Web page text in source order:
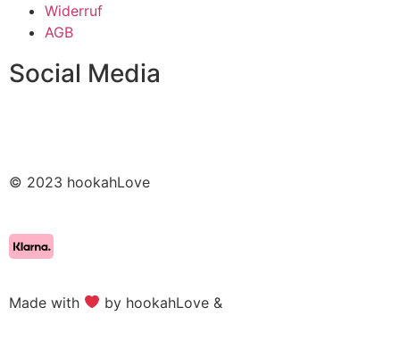
Widerruf
AGB
Social Media
© 2023 hookahLove
Made with by hookahLove &